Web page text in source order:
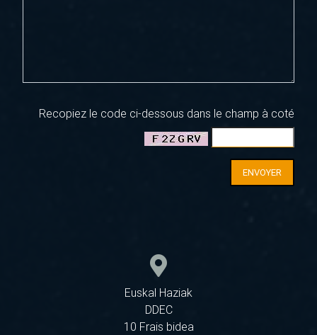
Recopiez le code ci-dessous dans le champ à coté
ENVOYER
Euskal Haziak
DDEC
10 Frais bidea